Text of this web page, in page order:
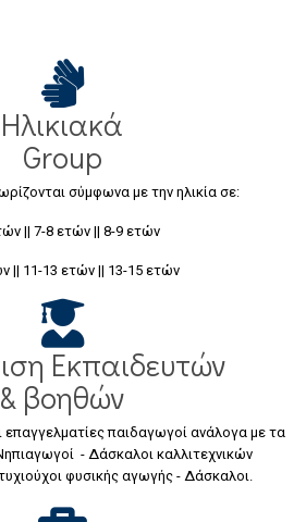
Ηλικιακά
Group
σύμφωνα με την ηλικία σε:
|| 7-8 ετών || 8-9 ετών
|| 11-13 ετών || 13-15 ετών
Εκπαιδευτών
& βοηθών
επαγγελματίες παιδαγωγοί ανάλογα με τα
- Δάσκαλοι καλλιτεχνικών
φυσικής αγωγής - Δάσκαλοι.